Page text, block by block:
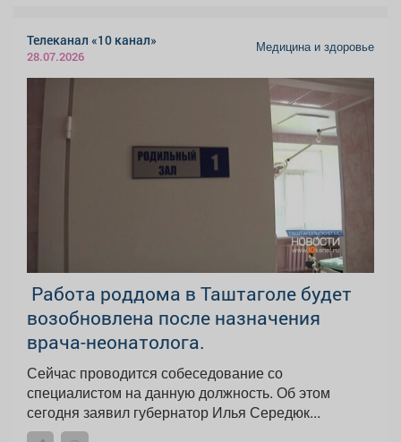
Телеканал «10 канал»
28.07.2026
Медицина и здоровье
️ Работа роддома в Таштаголе будет
возобновлена после назначения
врача-неонатолога.
Сейчас проводится собеседование со
специалистом на данную должность. Об этом
сегодня заявил губернатор Илья Середюк...